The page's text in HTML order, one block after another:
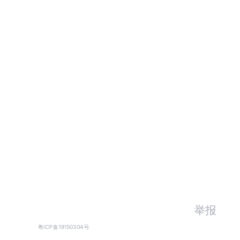
粤ICP备19150304号
举报